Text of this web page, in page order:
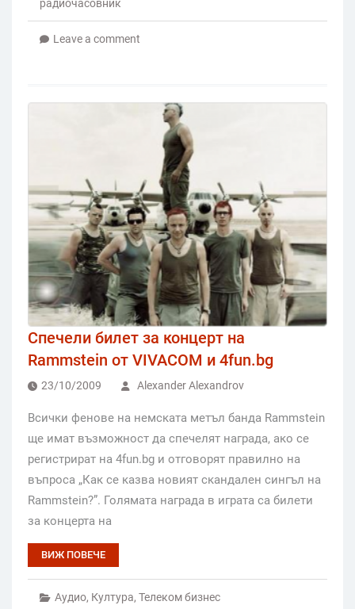
радиочасовник
Leave a comment
Спечели билет за концерт на
Rammstein от VIVACOM и 4fun.bg
23/10/2009 Alexander Alexandrov
Всички фенове на немската метъл банда Rammstein
ще имат възможност да спечелят награда, ако се
регистрират на 4fun.bg и отговорят правилно на
въпроса „Как се казва новият скандален сингъл на
Rammstein?”. Голямата награда в играта са билети
за концерта на
ВИЖ ПОВЕЧЕ
Аудио, Култура, Телеком бизнес